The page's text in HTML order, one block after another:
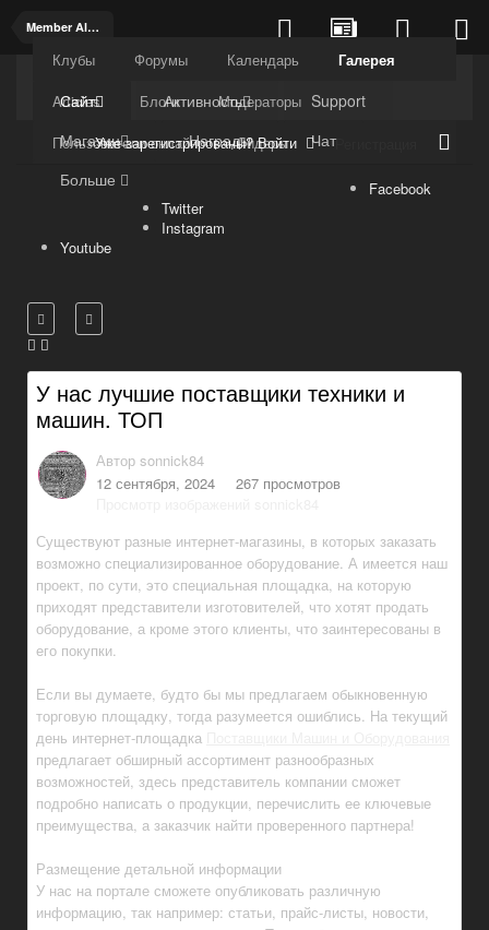
Member Albums
Kuli4kam.net Дружный форум
Сайт
Клубы Форумы Календарь
Галерея
Articles
Блоги
Модераторы
Пользователи онлайн
Лидеры
Активность
Support
Магазин
Награды
Чат
Больше
Уже зарегистрированы? Войти Регистрация
Facebook
Twitter
Instagram
Youtube
У нас лучшие поставщики техники и
машин. ТОП
Автор sonnick84
12 сентября, 2024
267 просмотров
Существуют разные интернет-магазины, в которых заказать
возможно специализированное оборудование. А имеется наш
проект, по сути, это специальная площадка, на которую
приходят представители изготовителей, что хотят продать
оборудование, а кроме этого клиенты, что заинтересованы в
его покупки.
Если вы думаете, будто бы мы предлагаем обыкновенную
торговую площадку, тогда разумеется ошиблись. На текущий
день интернет-площадка
предлагает обширный ассортимент разнообразных
возможностей, здесь представитель компании сможет
подробно написать о продукции, перечислить ее ключевые
преимущества, а заказчик найти проверенного партнера!
Размещение детальной информации
У нас на портале сможете опубликовать различную
информацию, так например: статьи, прайс-листы, новости,